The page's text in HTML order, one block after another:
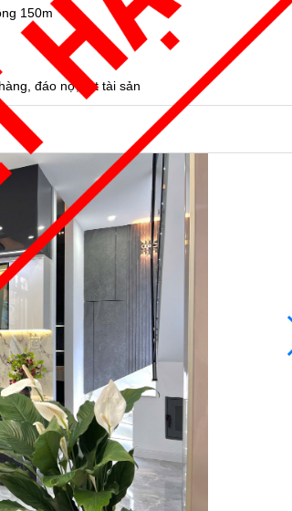
150m
đáo nợ, rút tài sản